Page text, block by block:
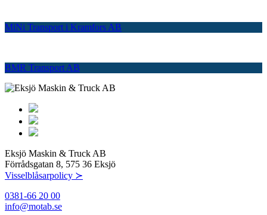
MiNi Transport i Kramfors AB
BMR Transport AB
Eksjö Maskin & Truck AB
Förrådsgatan 8, 575 36 Eksjö
Visselblåsarpolicy ≻
0381-66 20 00
info@motab.se